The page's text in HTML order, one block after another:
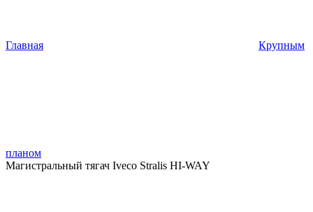
Главная Крупным
планом
Магистральный тягач Iveco Stralis HI-WAY